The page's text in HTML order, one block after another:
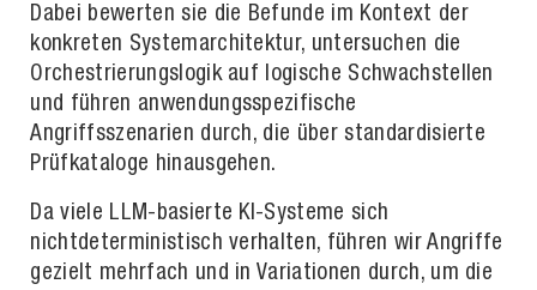
Dabei bewerten sie die Befunde im Kontext der
konkreten Systemarchitektur, untersuchen die
Orchestrierungslogik auf logische Schwachstellen
und führen anwendungsspezifische
Angriffsszenarien durch, die über standardisierte
Prüfkataloge hinausgehen.
Da viele LLM-basierte KI-Systeme sich
nichtdeterministisch verhalten, führen wir Angriffe
gezielt mehrfach und in Variationen durch, um die